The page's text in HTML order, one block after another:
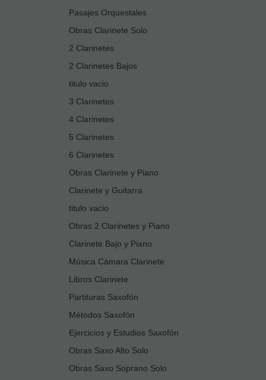
Pasajes Orquestales
Obras Clarinete Solo
2 Clarinetes
2 Clarinetes Bajos
titulo vacio
3 Clarinetes
4 Clarinetes
5 Clarinetes
6 Clarinetes
Obras Clarinete y Piano
Clarinete y Guitarra
titulo vacio
Obras 2 Clarinetes y Piano
Clarinete Bajo y Piano
Música Cámara Clarinete
Libros Clarinete
Partituras Saxofón
Métodos Saxofón
Ejercicios y Estudios Saxofón
Obras Saxo Alto Solo
Obras Saxo Soprano Solo